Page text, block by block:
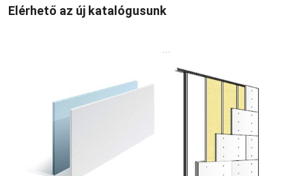
Elérhető az új katalógusunk